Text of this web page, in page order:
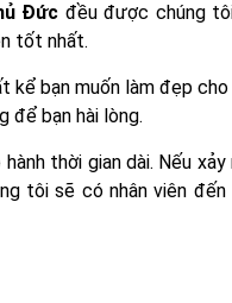
Đức đều được chúng
tốt nhất.
kể bạn muốn làm đẹp cho
để bạn hài lòng.
thời gian dài. Nếu
tôi sẽ có nhân viên